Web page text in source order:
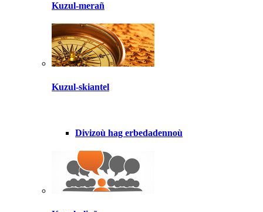
Kuzul-merañ
Kuzul-skiantel
Divizoù hag erbedadennoù